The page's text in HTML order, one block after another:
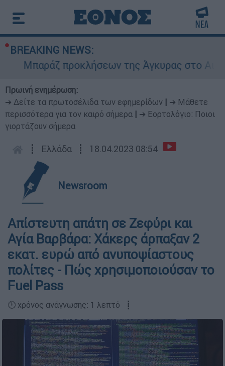
BREAKING NEWS:
Μπαράζ προκλήσεων της Άγκυρας στο Αιγαίο:
Πρωινή ενημέρωση:
➔ Δείτε τα πρωτοσέλιδα των εφημερίδων
➔ Μάθετε
περισσότερα για τον καιρό σήμερα
➔ Εορτολόγιο: Ποιοι
γιορτάζουν σήμερα
┋ Ελλάδα ┋ 18.04.2023 08:54
Newsroom
Απίστευτη απάτη σε Ζεφύρι και
Αγία Βαρβάρα: Χάκερς άρπαξαν 2
εκατ. ευρώ από ανυποψίαστους
πολίτες - Πώς χρησιμοποιούσαν το
Fuel Pass
🕛 χρόνος ανάγνωσης: 1 λεπτό ┋